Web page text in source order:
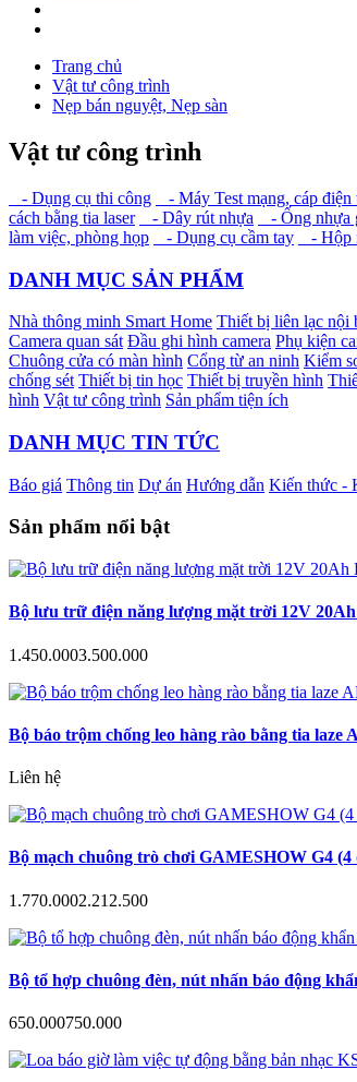
Trang chủ
Vật tư công trình
Nẹp bán nguyệt, Nẹp sàn
Vật tư công trình
- Dụng cụ thi công - Máy Test mạng, cáp điện
cách bằng tia laser
- Dây rút nhựa - Ống nhựa
làm việc, phòng họp
- Dụng cụ cầm tay - Hộp
DANH MỤC SẢN PHẨM
Nhà thông minh Smart Home Thiết bị liên lạc nội
Camera quan sát Đầu ghi hình camera Phụ kiện
Chuông cửa có màn hình Cổng từ an ninh Kiểm
chống sét Thiết bị tin học Thiết bị truyền hình
hình Vật tư công trình Sản phẩm tiện ích
DANH MỤC TIN TỨC
Báo giá Thông tin Dự án Hướng dẫn Kiến thức -
Sản phẩm nổi bật
Bộ lưu trữ điện năng lượng mặt trời 12V
1.450.0003.500.000
Bộ báo trộm chống leo hàng rào bằng tia
Liên hệ
Bộ mạch chuông trò chơi GAMESHOW G4
1.770.0002.212.500
Bộ tổ hợp chuông đèn, nút nhấn báo động
650.000750.000